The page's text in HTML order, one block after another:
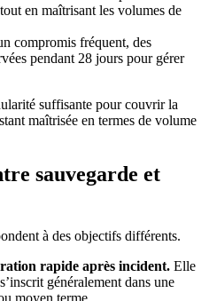
en maîtrisant les volumes de
compromis fréquent, des
pendant 28 jours pour gérer
suffisante pour couvrir la
maîtrisée en termes de volume
sauvegarde et
à des objectifs différents.
rapide après incident. Elle
généralement dans une